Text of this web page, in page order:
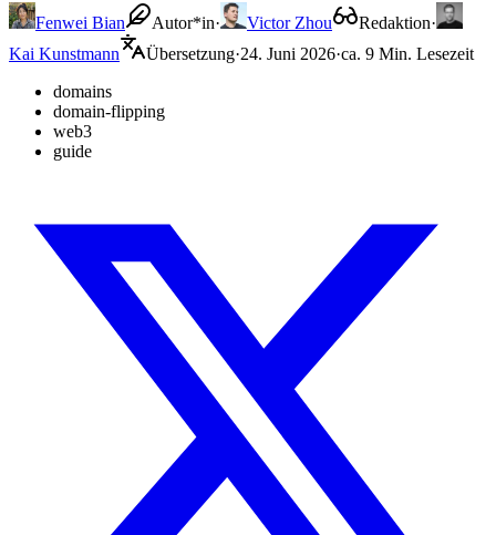
Fenwei Bian Autor*in· Victor Zhou Redaktion·
Kai Kunstmann
Übersetzung·24. Juni 2026·ca. 9 Min. Lesezeit
domains
domain-flipping
web3
guide